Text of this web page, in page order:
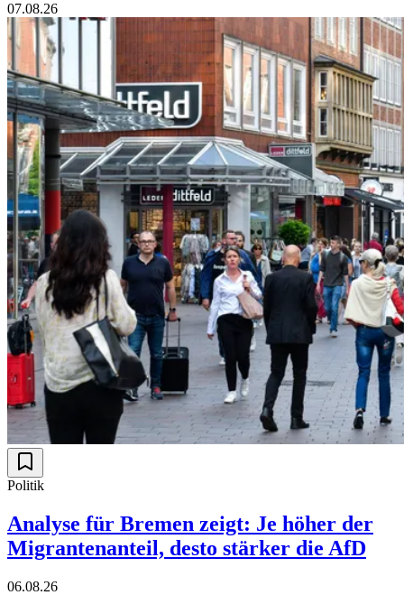
07.08.26
Politik
Analyse für Bremen zeigt: Je höher der
Migrantenanteil, desto stärker die AfD
06.08.26